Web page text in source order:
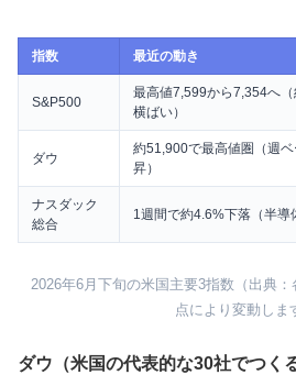
指数 最近の動き
S&P500
最高値7,599から7,354へ
横ばい）
ダウ
約51,900で最高値圏（週ベ
昇）
ナスダック
総合
1週間で約4.6%下落（半導
2026年6月下旬の米国主要3指数（出典
点により変動しま
ダウ（米国の代表的な30社でつく